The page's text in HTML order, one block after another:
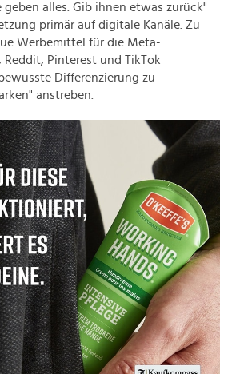
geben alles. Gib ihnen etwas zurück"
primär auf digitale Kanäle. Zu
Werbemittel für die Meta-
Reddit, Pinterest und TikTok
Differenzierung zu
anstreben.